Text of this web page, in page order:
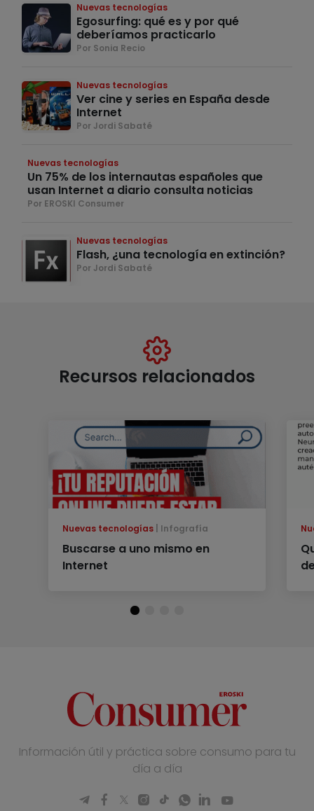
Nuevas tecnologías
Egosurfing: qué es y por qué
deberíamos practicarlo
Por Sonia Recio
Nuevas tecnologías
Ver cine y series en España desde
Internet
Por Jordi Sabaté
Nuevas tecnologías
Un 75% de los internautas españoles que
usan Internet a diario consulta noticias
Por EROSKI Consumer
Nuevas tecnologías
Flash, ¿una tecnología en extinción?
Por Jordi Sabaté
Recursos relacionados
Nuevas tecnologías Infografía
Buscarse a uno mismo en
Internet
Información útil y práctica sobre consumo para tu
día a día